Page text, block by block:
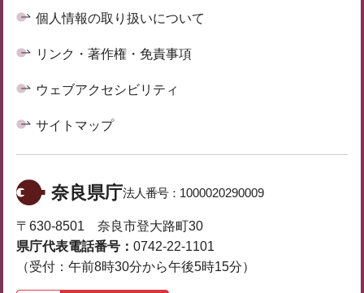
個人情報の取り扱いについて
リンク・著作権・免責事項
ウェブアクセシビリティ
サイトマップ
奈良県庁法人番号： 1000020290009
〒630-8501 奈良市登大路町30
県庁代表電話番号： 0742-22-1101
（受付：午前8時30分から午後5時15分）